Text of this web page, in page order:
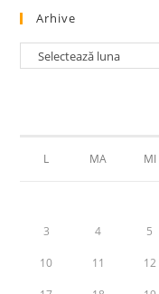
Arhive
Arhive
L MA MI
3 4 5
10 11 12